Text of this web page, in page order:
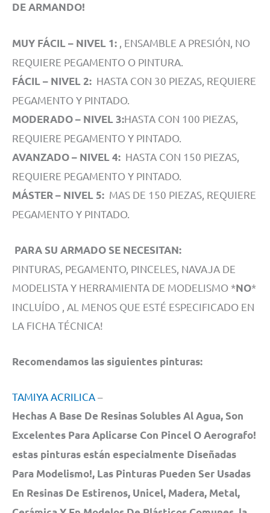
DE ARMANDO!
MUY FÁCIL – NIVEL 1: , ENSAMBLE A PRESIÓN, NO
REQUIERE PEGAMENTO O PINTURA.
FÁCIL – NIVEL 2: HASTA CON 30 PIEZAS, REQUIERE
PEGAMENTO Y PINTADO.
MODERADO – NIVEL 3:HASTA CON 100 PIEZAS,
REQUIERE PEGAMENTO Y PINTADO.
AVANZADO – NIVEL 4: HASTA CON 150 PIEZAS,
REQUIERE PEGAMENTO Y PINTADO.
MÁSTER – NIVEL 5: MAS DE 150 PIEZAS, REQUIERE
PEGAMENTO Y PINTADO.
PARA SU ARMADO SE NECESITAN:
PINTURAS, PEGAMENTO, PINCELES, NAVAJA DE
MODELISTA Y HERRAMIENTA DE MODELISMO *NO*
INCLUÍDO , AL MENOS QUE ESTÉ ESPECIFICADO EN
LA FICHA TÉCNICA!
Recomendamos las siguientes pinturas:
TAMIYA ACRILICA–
Hechas A Base De Resinas Solubles Al Agua, Son
Excelentes Para Aplicarse Con Pincel O Aerografo!
estas pinturas están especialmente Diseñadas
Para Modelismo!, Las Pinturas Pueden Ser Usadas
En Resinas De Estirenos, Unicel, Madera, Metal,